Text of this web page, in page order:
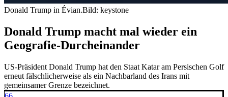
Donald Trump in Évian.Bild: keystone
Donald Trump macht mal wieder ein
Geografie-Durcheinander
US-Präsident Donald Trump hat den Staat Katar am Persischen Golf
erneut fälschlicherweise als ein Nachbarland des Irans mit
gemeinsamer Grenze bezeichnet.